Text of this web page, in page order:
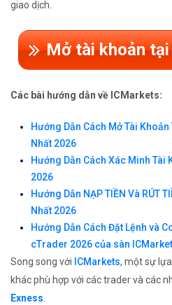
giao dịch.
Mở tài khoản
Các bài hướng dẫn về ICMarkets:
Hướng Dẫn Cách Mở Tài
Nhất 2026
Hướng Dẫn Cách Xác Minh Tài
2026
Hướng Dẫn NẠP TIỀN Và RÚT
Nhất 2026
Hướng Dẫn Cách Đặt Lệnh và
cTrader 2026 của sàn
Song song với ICMarkets, một sự
khác phù hợp với các trader và các
Exness.